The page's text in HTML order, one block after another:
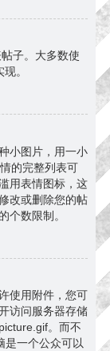
子。大多数使
。
小图片，用一小
的完整列表可
用表情图标，这
改或删除您的帖
个数限制。
使用附件，您可
访问服务器存储
。而不
是一个公众可以